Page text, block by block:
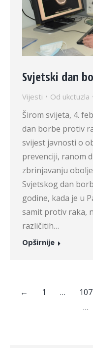
Svjetski dan
Vijesti Od ukctuzla
Širom svijeta, 4.
dan borbe protiv
svijest javnosti o
prevenciji, ranom
zbrinjavanju
Svjetskog dan
godine, kada je u
samit protiv raka,
različitih…
Opširnije
← 1 … 107
…